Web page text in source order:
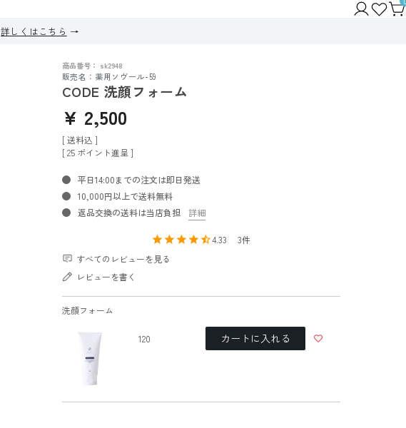
詳しくはこちら
商品番号 sk2948
販売名：薬用ソヴール-59
CODE 洗顔フォーム
¥ 2,500
送料込
[ 25 ポイント進呈 ]
平日14:00までの注文は即日発送
10,000円以上で送料無料
返品交換の送料は当店負担
詳細
4.33
3
すべてのレビューを見る
レビューを書く
洗顔フォーム
120 カートに入れる